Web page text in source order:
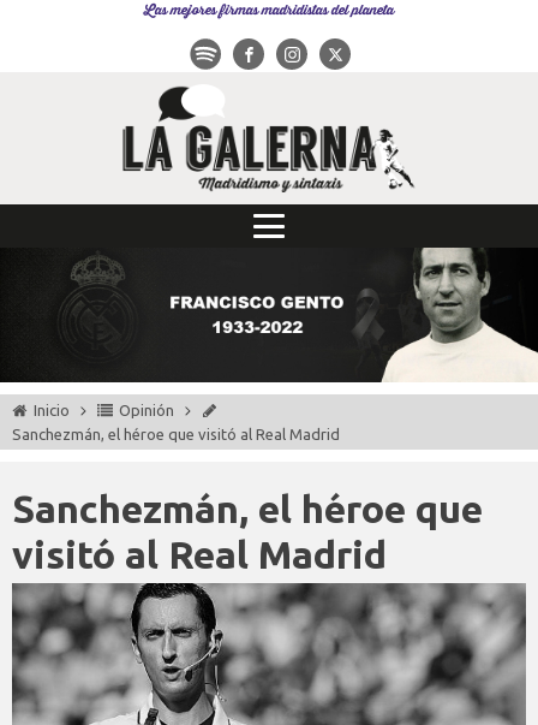
Las mejores firmas madridistas del planeta
Inicio
Opinión
Sanchezmán, el héroe que visitó al Real Madrid
Sanchezmán, el héroe que
visitó al Real Madrid